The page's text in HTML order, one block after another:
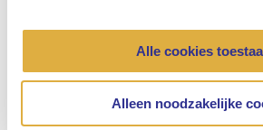
Alle cookies
Alleen noodzakelijke